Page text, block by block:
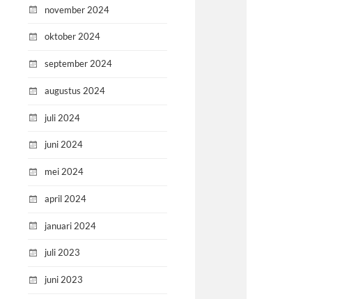
november 2024
oktober 2024
september 2024
augustus 2024
juli 2024
juni 2024
mei 2024
april 2024
januari 2024
juli 2023
juni 2023